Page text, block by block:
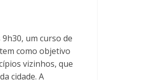
um curso de
como objetivo
vizinhos, que
cidade. A